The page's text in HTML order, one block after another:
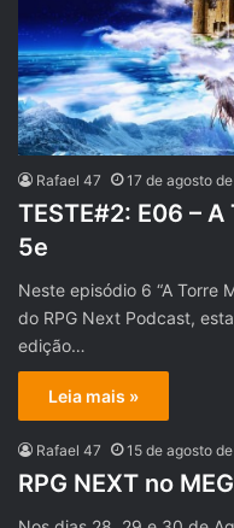
Rafael 47 17 de agosto
TESTE#2: E06 –
5e
Neste episódio 6 “A Torre
do RPG Next Podcast,
edição…
Leia mais »
Rafael 47 15 de agosto
RPG NEXT no